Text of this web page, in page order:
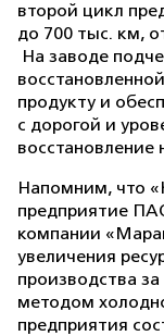
второй цикл
до 700 тыс. км,
На заводе
продукту и
с дорогой и
восстановление
Напомним, что
предприятие
компании
увеличения
производства
методом
предприятия